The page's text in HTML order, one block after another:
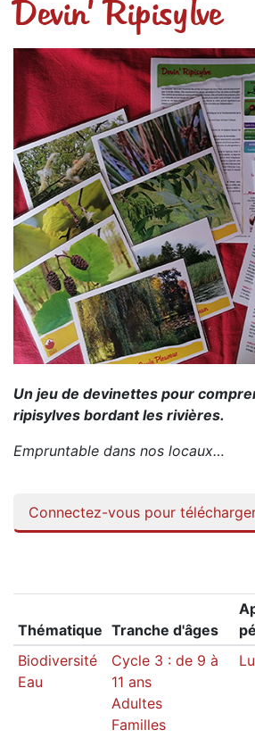
Devin’ Ripisylve
Un jeu de devinettes pour
ripisylves bordant les rivières.
Empruntable dans nos locaux…
Connectez-vous pour
Thématique Tranche d'âges
Biodiversité
Eau
Cycle 3 : de 9 à
11 ans
Adultes
Familles